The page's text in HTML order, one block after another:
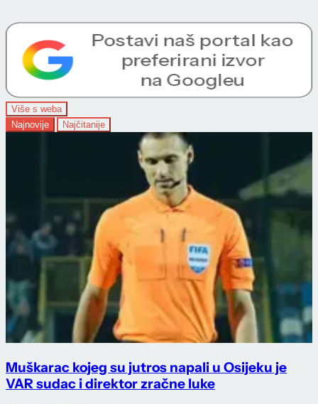
Više s weba
Najnovije
Najčitanije
Muškarac kojeg su jutros napali u Osijeku je
VAR sudac i direktor zračne luke